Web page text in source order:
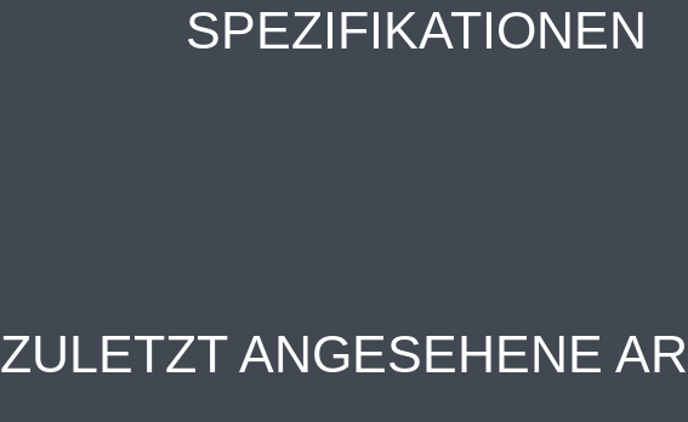
SPEZIFIKATIONEN
ZULETZT ANGESEHENE